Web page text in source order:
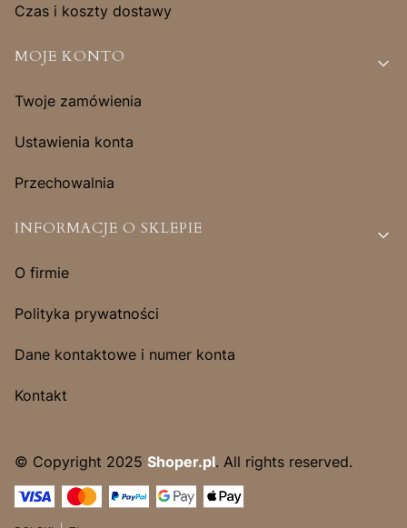
Czas i koszty dostawy
MOJE KONTO
Twoje zamówienia
Ustawienia konta
Przechowalnia
INFORMACJE O SKLEPIE
O firmie
Polityka prywatności
Dane kontaktowe i numer konta
Kontakt
© Copyright 2025 Shoper.pl. All rights reserved.